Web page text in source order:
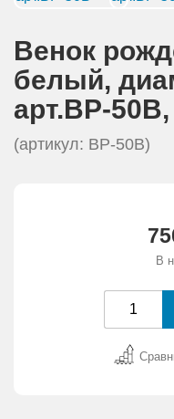
Венок
белый,
арт.ВР-
(артикул: ВР-50B)
В
РЕКВИЗИТЫ
О КОМПАНИИ
ПАРТНЕРАМ